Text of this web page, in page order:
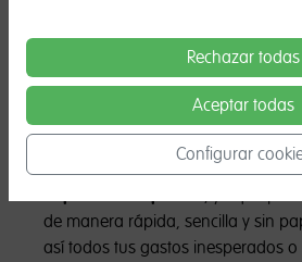
suele reducir
obtener financiación externa. A
Dineo podrás conseguir tantos
al instante, como necesites .
Los préstamos con ASNEF ya no
impedimento para ti, ya que
de manera rápida, sencilla y sin
así todos tus gastos inesperados
Configurar
Rechazar todas
Aceptar todas